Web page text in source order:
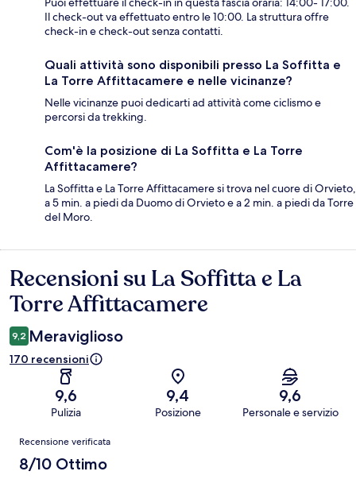
Il check-out va effettuato entro le 10:00. La struttura offre
check-in e check-out senza contatti.
Quali attività sono disponibili presso La Soffitta e
La Torre Affittacamere e nelle vicinanze?
Nelle vicinanze puoi dedicarti ad attività come ciclismo e
percorsi da trekking.
Com'è la posizione di La Soffitta e La Torre
Affittacamere?
La Soffitta e La Torre Affittacamere si trova nel cuore di Orvieto,
a 5 min. a piedi da Duomo di Orvieto e a 2 min. a piedi da Torre
del Moro.
Recensioni
Recensioni su La Soffitta e La
Torre Affittacamere
9,2 Meraviglioso
170 recensioni
9,6
Pulizia
9,4
Posizione
9,6
Personale e servizio
Recensioni
Recensione verificata
8/10 Ottimo